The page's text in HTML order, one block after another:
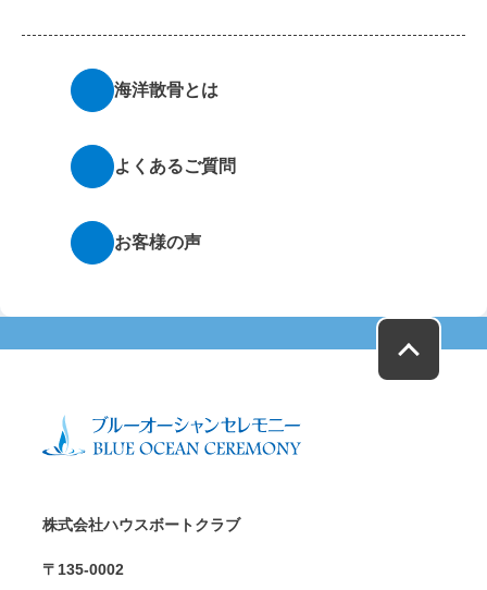
海洋散骨とは
よくあるご質問
お客様の声
株式会社ハウスボートクラブ
〒135-0002